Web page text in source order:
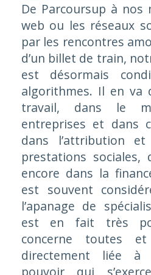
De Parcoursup à nos
web ou les réseaux
par les rencontres
d’un billet de train,
est désormais
algorithmes. Il en va
travail, dans le
entreprises et dans
dans l’attribution
prestations
encore dans la
est souvent
l’apanage de
est en fait très
concerne toutes
directement liée